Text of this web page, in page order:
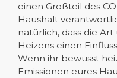
einen Großteil des
Haushalt
natürlich, dass die
Heizens einen
Wenn ihr bewusst
Emissionen eures